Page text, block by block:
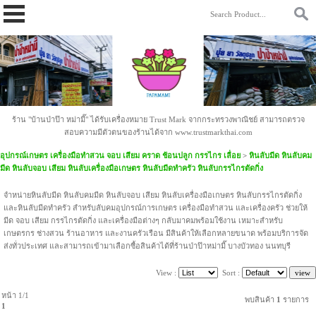
ร้าน "บ้านป่าป๊า หม่ามี๊" ได้รับเครื่องหมาย Trust Mark จากกระทรวงพาณิชย์ สามารถตรวจ
สอบความมีตัวตนของร้านได้จาก www.trustmarkthai.com
อุปกรณ์เกษตร เครื่องมือทำสวน จอบ เสียม คราด ช้อนปลูก กรรไกร เลื่อย > หินลับมีด หินลับคม
มีด หินลับจอบ เสียม หินลับเครื่องมือเกษตร หินลับมีดทำครัว หินลับกรรไกรตัดกิ่ง
จำหน่ายหินลับมีด หินลับคมมีด หินลับจอบ เสียม หินลับเครื่องมือเกษตร หินลับกรรไกรตัดกิ่ง
และหินลับมีดทำครัว สำหรับลับคมอุปกรณ์การเกษตร เครื่องมือทำสวน และเครื่องครัว ช่วยให้
มีด จอบ เสียม กรรไกรตัดกิ่ง และเครื่องมือต่างๆ กลับมาคมพร้อมใช้งาน เหมาะสำหรับ
เกษตรกร ช่างสวน ร้านอาหาร และงานครัวเรือน มีสินค้าให้เลือกหลายขนาด พร้อมบริการจัด
ส่งทั่วประเทศ และสามารถเข้ามาเลือกซื้อสินค้าได้ที่ร้านป่าป๊าหม่ามี๊ บางบัวทอง นนทบุรี
View : Sort :
หน้า 1/1
1
พบสินค้า 1 รายการ